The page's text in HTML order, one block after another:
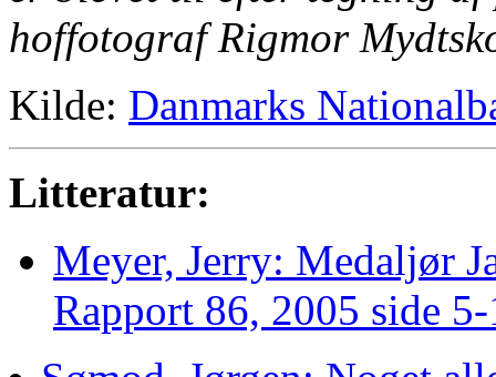
hoffotograf Rigmor
Kilde: Danmarks
Litteratur:
Meyer, Jerry: Medaljør
Rapport 86, 2005 side